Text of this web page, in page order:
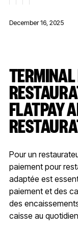
December 16, 2025
TERMINAL
FLATPAY
Pour un
paiement pour
adaptée est
paiement et des
des
caisse au